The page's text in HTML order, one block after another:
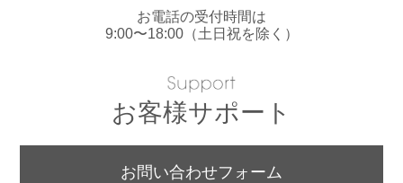
お電話の受付時間は
9:00〜18:00（土日祝を除く）
お客様サポート
お問い合わせフォーム